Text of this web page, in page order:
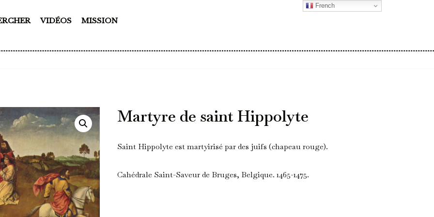
VIDÉOS MISSION
Martyre de saint Hippolyte
Saint Hippolyte est martyirisé par des juifs (chapeau rouge).
Cahédrale Saint-Saveur de Bruges, Belgique. 1465-1475.
French